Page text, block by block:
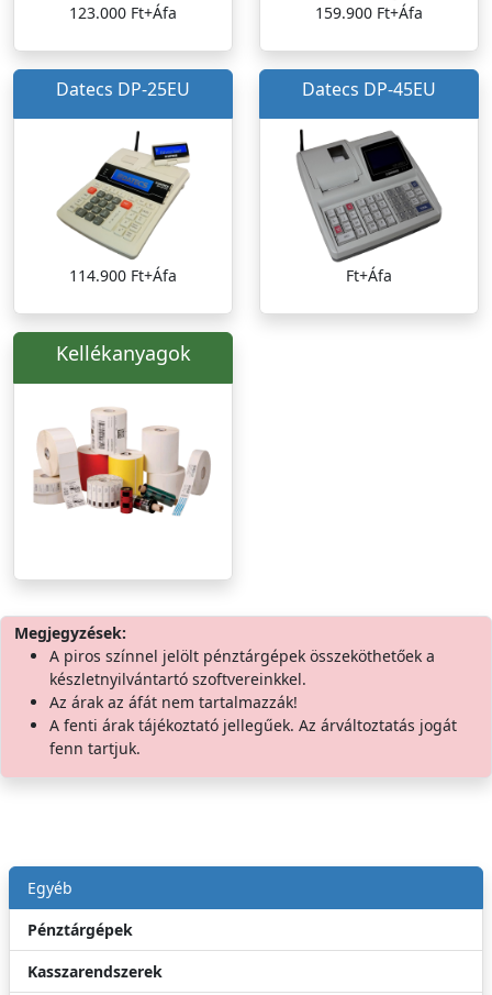
Egyéb
Pénztárgépek
Kasszarendszerek
123.000 Ft+Áfa 159.900 Ft+Áfa
Datecs DP-25EU
114.900 Ft+Áfa
Datecs DP-45EU
Ft+Áfa
Kellékanyagok
Megjegyzések:
A piros színnel jelölt pénztárgépek összeköthetőek a
készletnyilvántartó szoftvereinkkel.
Az árak az áfát nem tartalmazzák!
A fenti árak tájékoztató jellegűek. Az árváltoztatás jogát
fenn tartjuk.